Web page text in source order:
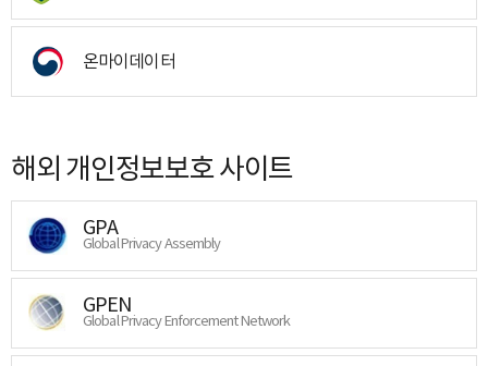
온마이데이터
해외 개인정보보호 사이트
GPA
Global Privacy Assembly
GPEN
Global Privacy Enforcement Network